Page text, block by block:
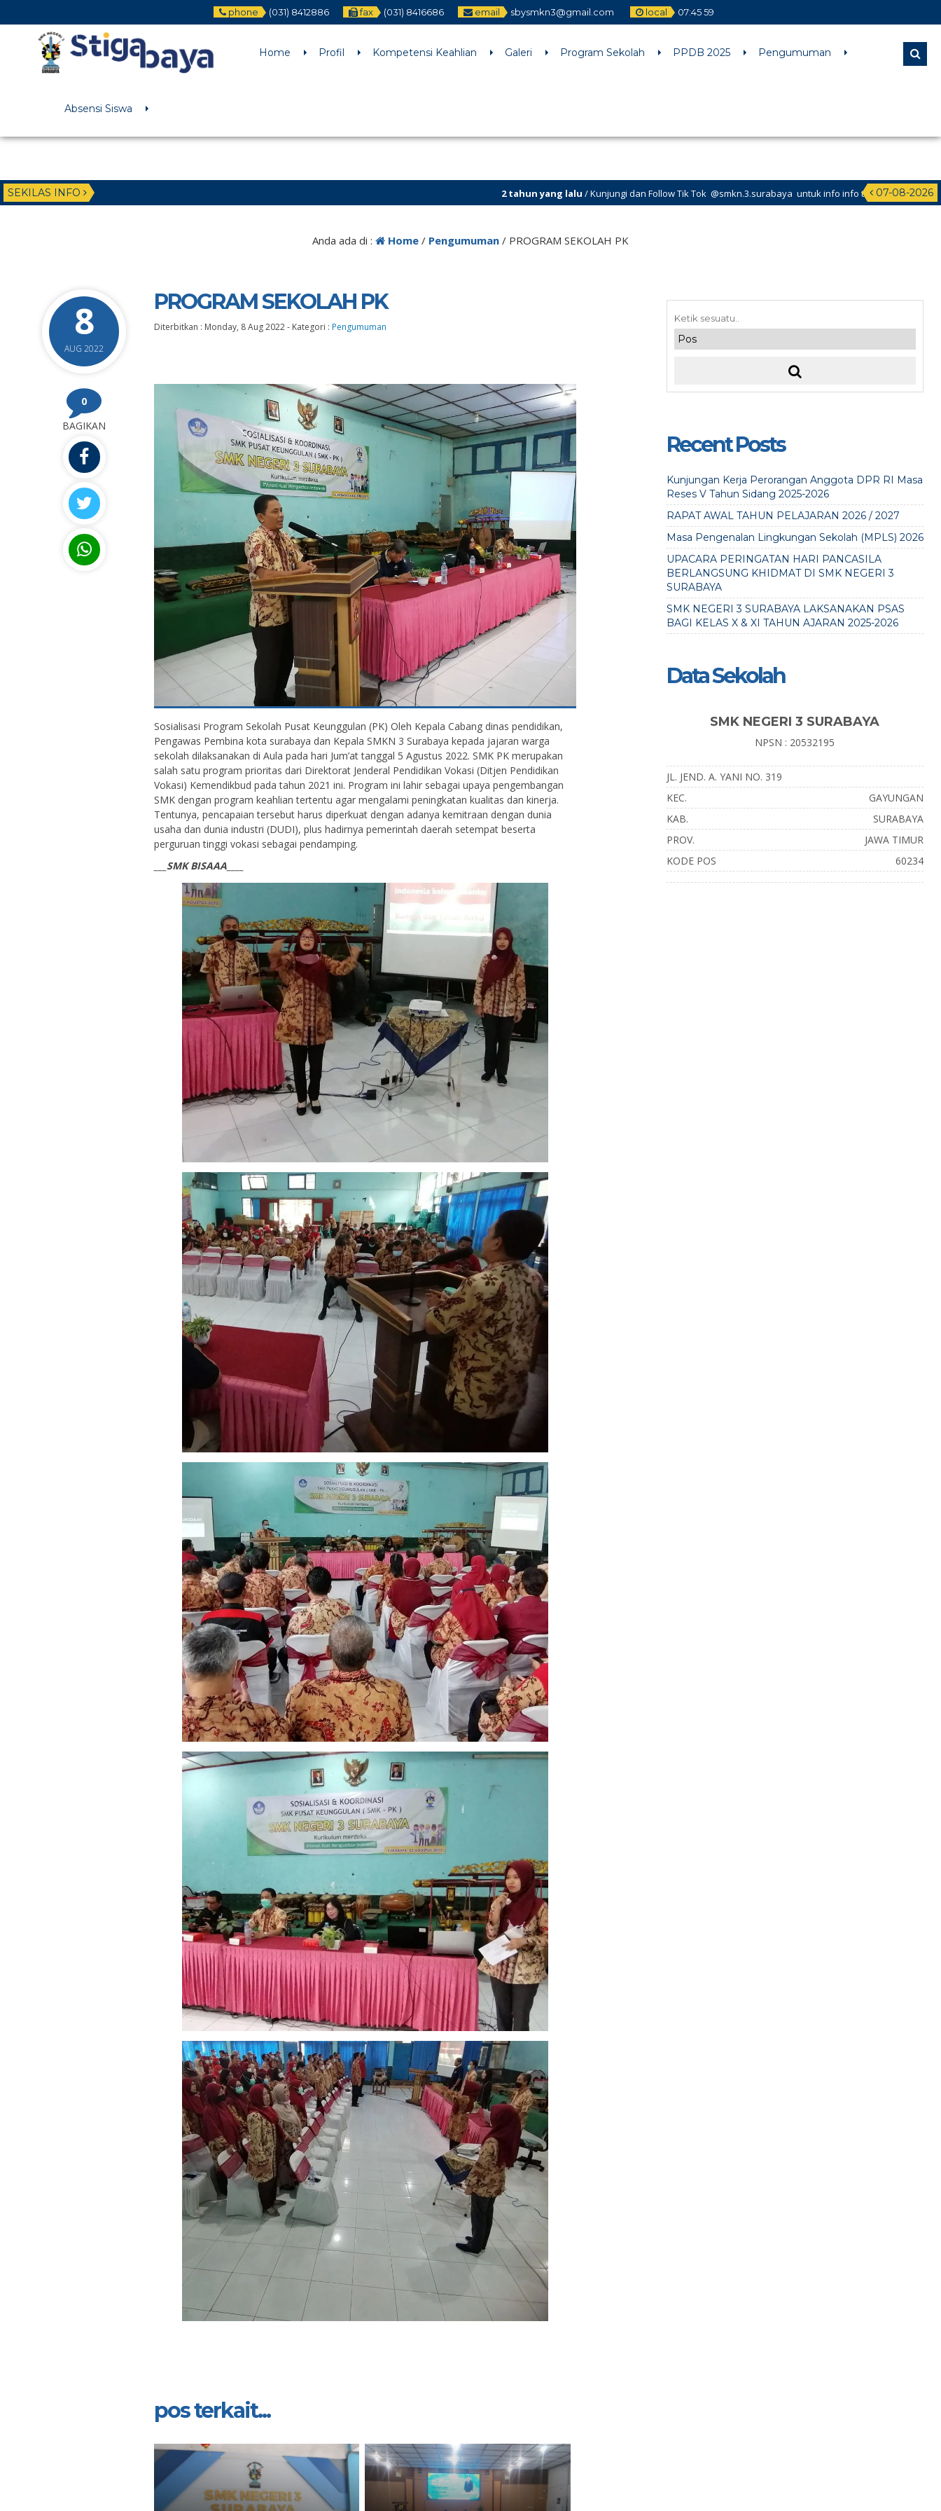
: Function WP_Dependencies->add_data() was called with an argument that is deprecatedsince version 6.9.0! IE conditional comments are ignored by all supported browsers. in
/home/u6225882/public_html/wp-includes/functions.php
phone (031) 8412886 fax (031) 8416686 email sbysmkn3@gmail.com local 07:46 00
Home Profil Kompetensi Keahlian Galeri Program Sekolah PPDB 2025 Pengumuman
Absensi Siswa
SEKILAS INFO 07-08-2026
/ Kunjungi dan Follow Tik Tok @smkn.3.surabaya untuk info info terbaru dari SMK Negeri 3 Surabaya
Anda ada di : Home / Pengumuman / PROGRAM SEKOLAH PK
8
AUG 2022
PROGRAM SEKOLAH PK
Diterbitkan : Monday, 8 Aug 2022- Kategori : Pengumuman
0
BAGIKAN
Sosialisasi Program Sekolah Pusat Keunggulan (PK) Oleh Kepala Cabang dinas pendidikan,
Pengawas Pembina kota surabaya dan Kepala SMKN 3 Surabaya kepada jajaran warga
sekolah dilaksanakan di Aula pada hari Jum’at tanggal 5 Agustus 2022. SMK PK merupakan
salah satu program prioritas dari Direktorat Jenderal Pendidikan Vokasi (Ditjen Pendidikan
Vokasi) Kemendikbud pada tahun 2021 ini. Program ini lahir sebagai upaya pengembangan
SMK dengan program keahlian tertentu agar mengalami peningkatan kualitas dan kinerja.
Tentunya, pencapaian tersebut harus diperkuat dengan adanya kemitraan dengan dunia
usaha dan dunia industri (DUDI), plus hadirnya pemerintah daerah setempat beserta
perguruan tinggi vokasi sebagai pendamping.
___SMK BISAAA____
pos terkait...
Recent Posts
Kunjungan Kerja Perorangan Anggota DPR RI Masa
Reses V Tahun Sidang 2025-2026
RAPAT AWAL TAHUN PELAJARAN 2026 / 2027
Masa Pengenalan Lingkungan Sekolah (MPLS) 2026
UPACARA PERINGATAN HARI PANCASILA
BERLANGSUNG KHIDMAT DI SMK NEGERI 3
SURABAYA
SMK NEGERI 3 SURABAYA LAKSANAKAN PSAS
BAGI KELAS X & XI TAHUN AJARAN 2025-2026
Data Sekolah
SMK NEGERI 3 SURABAYA
NPSN : 20532195
JL. JEND. A. YANI NO. 319
KEC.
GAYUNGAN
KAB.
SURABAYA
PROV.
JAWA TIMUR
KODE POS
60234